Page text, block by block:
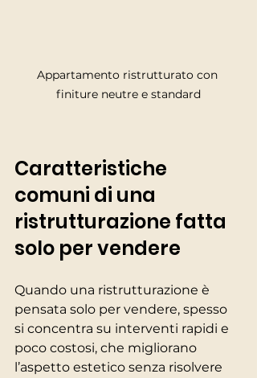
Appartamento ristrutturato con
finiture neutre e standard
Caratteristiche
comuni di una
ristrutturazione fatta
solo per vendere
Quando una ristrutturazione è
pensata solo per vendere, spesso
si concentra su interventi rapidi e
poco costosi, che migliorano
l’aspetto estetico senza risolvere